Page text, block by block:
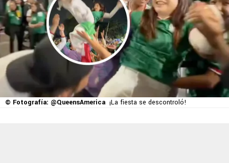
© Fotografía: @QueensAmerica ¡La fiesta se descontroló!